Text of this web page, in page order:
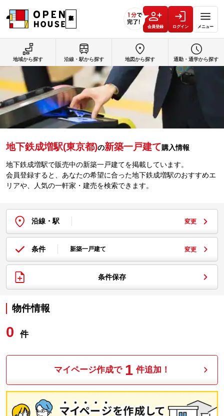
会員登録 ログイン メニュー
地下鉄成増駅(東京都)の新築一戸建て購入情報
地下鉄成増駅で販売中の新築一戸建てを掲載しています。
会員登録すると、あなたの希望に合った地下鉄成増駅のおすすめエ
リアや、人気の一軒家・建売を検索できます。
沿線・駅 変更
条件 新築一戸建て 変更
条件保存
物件情報
0 件
マイページ作成で 1 件追加！
地域から探す 沿線・駅から探す 地図から探す 通勤・通学から探す